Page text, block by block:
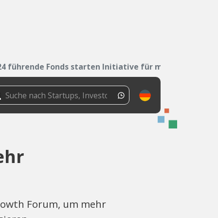
führende Fonds starten Initiative für mehr...
Forum, um mehr